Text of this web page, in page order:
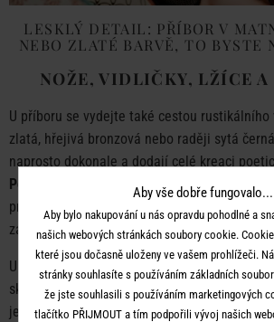
LESKLÝ DETAIL: PŘÍBOR V
NEBO ZLATÉ BARVĚ, TO BYSTE
NOŽE, VIDLIČKY, LŽÍCE A
U příboru se vydejte také cestou rustikálního
zlatá, hřejivá bronzová nebo raději sytá
naprosto dokonale a dodají celé kreaci
Poskládejte příbor na sebe a svažte tenkou
provázkem, docílíte tak neformálního dojmu.
zasunout malou větvičku nebo pár lístků a
U sklenic se neostýchejte a vyberte Vaše
skříně. Sklenice na voduse zdobným reliéfem
jednoduché sklenice na bílé a červené víno
Aby vše dobře fungovalo...
Aby bylo nakupování u nás opravdu pohodlné a
našich webových stránkách soubory cookie.
které jsou dočasně uloženy ve vašem prohlížeči.
stránky souhlasíte s používáním základních
že jste souhlasili s používáním marketingových
tlačítko PŘIJMOUT a tím podpořili vývoj našich